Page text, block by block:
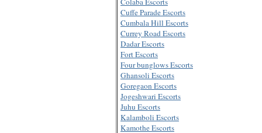
Cuffe Parade Escorts
Cumbala Hill Escorts
Currey Road Escorts
Dadar Escorts
Fort Escorts
Four bunglows Escorts
Ghansoli Escorts
Goregaon Escorts
Jogeshwari Escorts
Juhu Escorts
Kalamboli Escorts
Kamothe Escorts